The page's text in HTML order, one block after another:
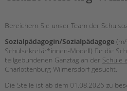
Schulbezogene Sozialarbeit
Tagesgruppen
HILFEN ZUR ERZIEHUNG
Suchen
Bereichern Sie unser Team der
Sozialpädagogin/Sozialpädagoge
Schulsekretär*innen-Modell) für die
teilgebundenen Ganztag an der Schule
Charlottenburg-Wilmersdorf gesucht.
Die Stelle ist ab dem 01.08.2026 zu